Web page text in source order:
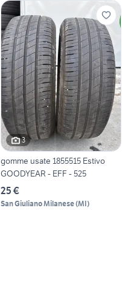
3
gomme usate 1855515 Estivo
GOODYEAR - EFF - 525
25 €
San Giuliano Milanese(MI)